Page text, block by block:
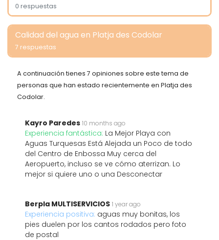
0 respuestas
Calidad del agua en Platja des Codolar
7 respuestas
A continuación tienes 7 opiniones sobre este tema de
personas que han estado recientemente en Platja des
Codolar.
Kayro Paredes 10 months ago
Experiencia fantástica: La Mejor Playa con
Aguas Turquesas Está Alejada un Poco de todo
del Centro de Enbossa Muy cerca del
Aeropuerto, incluso se ve cómo aterrizan. Lo
mejor si quiere uno o una Desconectar
Berpla MULTISERVICIOS 1 year ago
Experiencia positiva: aguas muy bonitas, los
pies duelen por los cantos rodados pero foto
de postal